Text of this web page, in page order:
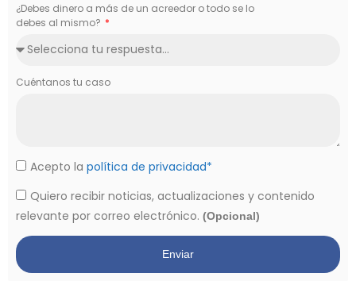
¿Debes dinero a más de un acreedor o todo se lo
debes al mismo?
Cuéntanos tu caso
Acepto la política de privacidad*
Quiero recibir noticias, actualizaciones y contenido
relevante por correo electrónico. (Opcional)
Enviar